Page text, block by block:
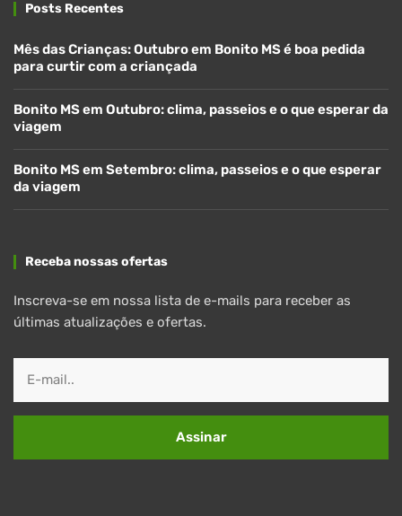
Posts Recentes
Mês das Crianças: Outubro em Bonito MS é boa pedida
para curtir com a criançada
Bonito MS em Outubro: clima, passeios e o que esperar da
viagem
Bonito MS em Setembro: clima, passeios e o que esperar
da viagem
Receba nossas ofertas
Inscreva-se em nossa lista de e-mails para receber as
últimas atualizações e ofertas.
Assinar